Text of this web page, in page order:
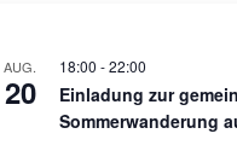
AUG.
20
18:00 -22:00
Einladung zur
Sommerwanderung